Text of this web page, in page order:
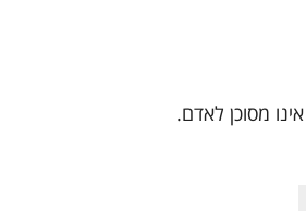
אינו מסוכן לאדם.